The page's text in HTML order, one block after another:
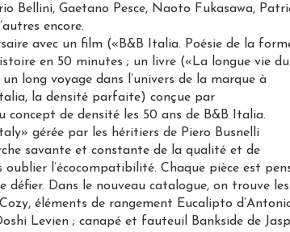
Bellini, Gaetano Pesce, Naoto Fukasawa,
encore.
avec un film («B&B Italia. Poésie de la
en 50 minutes ; un livre («La longue vie du
long voyage dans l’univers de la marque à
la densité parfaite) conçue par
de densité les 50 ans de B&B Italia.
gérée par les héritiers de Piero Busnelli
savante et constante de la qualité et de
l’écocompatibilité. Chaque pièce est
Dans le nouveau catalogue, on trouve les
éléments de rangement Eucalipto
Levien ; canapé et fauteuil Bankside de